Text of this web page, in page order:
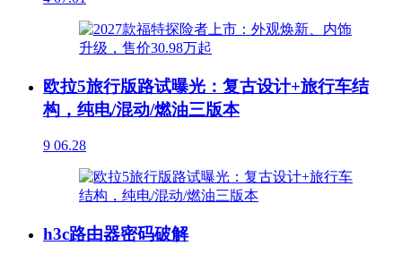
欧拉5旅行版路试曝光：复古设计+旅行车结
构，纯电/混动/燃油三版本
9 06.28
h3c路由器密码破解